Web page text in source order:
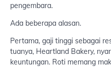
pengembara.
Ada beberapa alasan.
Pertama, gaji tinggi sebagai
tuanya, Heartland Bakery,
keuntungan. Roti memang